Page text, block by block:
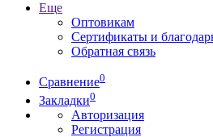
Еще
Оптовикам
Сертификаты и
Обратная связь
Сравнение0
Закладки0
Авторизация
Регистрация